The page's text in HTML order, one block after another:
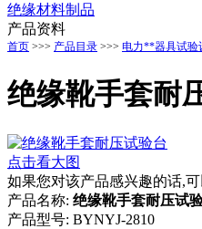
绝缘材料制品
产品资料
首页 >>> 产品目录 >>> 电力**器具试验
绝缘靴手套耐
点击看大图
如果您对该产品感兴趣的话,可
产品名称: 绝缘靴手套耐压试
产品型号: BYNYJ-2810